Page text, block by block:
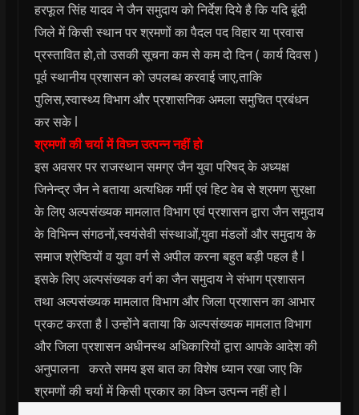
हरफूल सिंह यादव ने जैन समुदाय को निर्देश दिये है कि यदि बूंदी
जिले में किसी स्थान पर श्रमणों का पैदल पद विहार या प्रवास
प्रस्तावित हो,तो उसकी सूचना कम से कम दो दिन ( कार्य दिवस )
पूर्व स्थानीय प्रशासन को उपलब्ध करवाई जाए,ताकि
पुलिस,स्वास्थ्य विभाग और प्रशासनिक अमला समुचित प्रबंधन
कर सके l
श्रमणों की चर्या में विघ्न उत्पन्न नहीं हो
इस अवसर पर राजस्थान समग्र जैन युवा परिषद् के अध्यक्ष
जिनेन्द्र जैन ने बताया अत्यधिक गर्मी एवं हिट वेब से श्रमण सुरक्षा
के लिए अल्पसंख्यक मामलात विभाग एवं प्रशासन द्वारा जैन समुदाय
के विभिन्न संगठनों,स्वयंसेवी संस्थाओं,युवा मंडलों और समुदाय के
समाज श्रेष्ठियों व युवा वर्ग से अपील करना बहुत बड़ी पहल है l
इसके लिए अल्पसंख्यक वर्ग का जैन समुदाय ने संभाग प्रशासन
तथा अल्पसंख्यक मामलात विभाग और जिला प्रशासन का आभार
प्रकट करता है l उन्होंने बताया कि अल्पसंख्यक मामलात विभाग
और जिला प्रशासन अधीनस्थ अधिकारियों द्वारा आपके आदेश की
अनुपालना करते समय इस बात का विशेष ध्यान रखा जाए कि
श्रमणों की चर्या में किसी प्रकार का विघ्न उत्पन्न नहीं हो l